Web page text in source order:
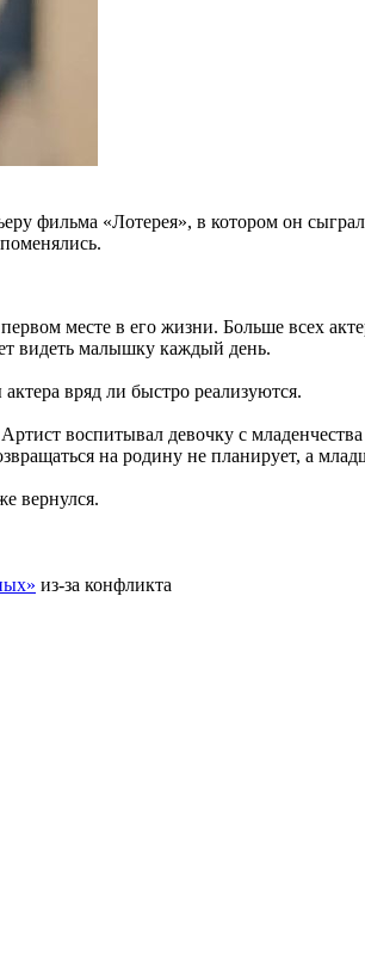
фильма «Лотерея», в котором он
месте в его жизни. Больше всех
видеть малышку каждый день.
вряд ли быстро реализуются.
воспитывал девочку с
на родину не планирует, а
вернулся.
из-за конфликта